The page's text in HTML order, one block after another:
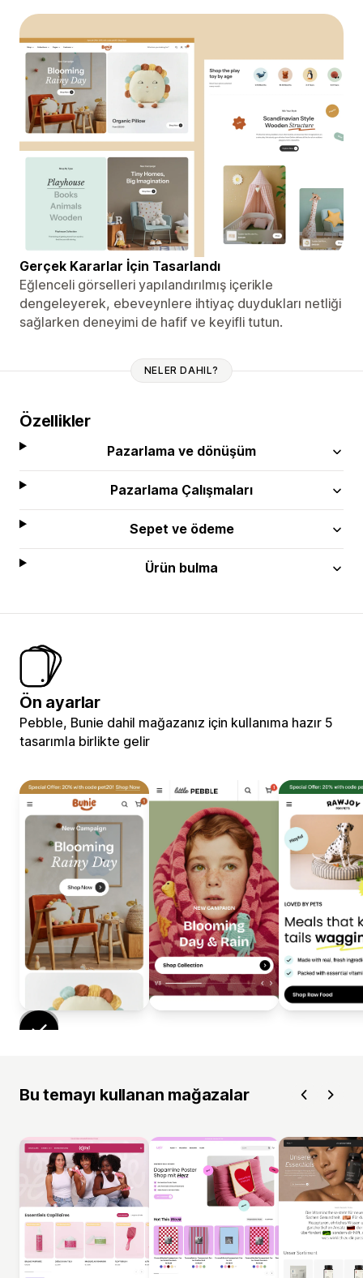
Gerçek Kararlar İçin Tasarlandı
Eğlenceli görselleri yapılandırılmış içerikle
dengeleyerek, ebeveynlere ihtiyaç duydukları netliği
sağlarken deneyimi de hafif ve keyifli tutun.
NELER DAHIL?
Özellikler
Pazarlama ve dönüşüm
Pazarlama Çalışmaları
Sepet ve ödeme
Ürün bulma
Ön ayarlar
Pebble, Bunie dahil mağazanız için kullanıma hazır 5
tasarımla birlikte gelir
Bu temayı kullanan mağazalar